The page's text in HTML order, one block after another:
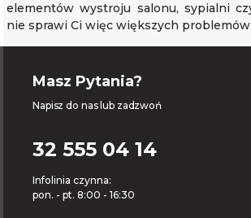
elementów wystroju salonu, sypialni
nie sprawi Ci więc większych problemów.
Masz Pytania?
Napisz do nas lub zadzwoń
32 555 04 14
Infolinia czynna:
pon. - pt. 8:00 - 16:30